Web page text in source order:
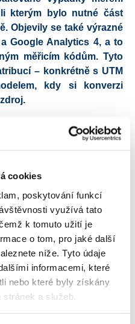
cookies
poskytování funkcí
využívá tato
k tomuto užití je
o tom, pro jaké další
níže. Tyto údaje
informacemi, které
nebo které byly získány
a služeb.
kterým bylo nutné část
Objevily se také výrazné
Google Analytics 4, a to
měřicím kódům. Tyto
– konkrétně s UTM
kdy si konverzi
s klientem pravidelně
sortimentní reporty s
a parametrů až po UX
zpětnou vazbu na
Na základě těchto dat
a poloviční náklady
snížila počet zobrazení a
nevýkonných položek. Na
zůstaly jen relevantní